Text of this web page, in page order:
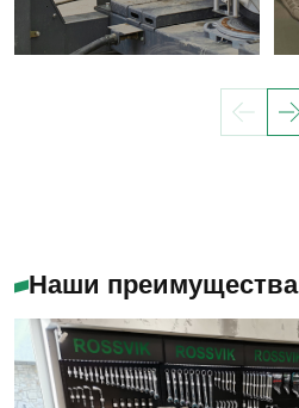
Наши преимущества